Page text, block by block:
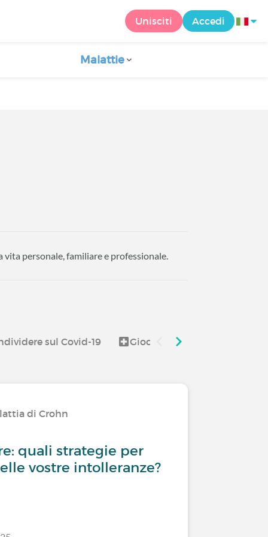
Unisciti Accedi
Malattie
personale, familiare e professionale.
sul Covid-19 Giochi e divertimento
di Crohn
quali strategie per
vostre intolleranze?